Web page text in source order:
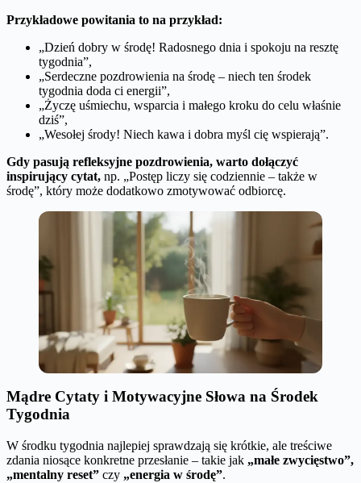
Przykładowe powitania to na przykład:
„Dzień dobry w środę! Radosnego dnia i spokoju na resztę
tygodnia”,
„Serdeczne pozdrowienia na środę – niech ten środek
tygodnia doda ci energii”,
„Życzę uśmiechu, wsparcia i małego kroku do celu właśnie
dziś”,
„Wesołej środy! Niech kawa i dobra myśl cię wspierają”.
Gdy pasują refleksyjne pozdrowienia, warto dołączyć
inspirujący cytat, np. „Postęp liczy się codziennie – także w
środę”, który może dodatkowo zmotywować odbiorcę.
Mądre Cytaty i Motywacyjne Słowa na Środek
Tygodnia
W środku tygodnia najlepiej sprawdzają się krótkie, ale treściwe
zdania niosące konkretne przesłanie – takie jak „małe zwycięstwo”,
„mentalny reset” czy „energia w środę”.